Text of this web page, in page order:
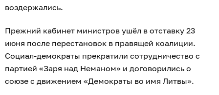
воздержались.
Прежний кабинет министров ушёл в отставку 23
июня после перестановок в правящей коалиции.
Социал-демократы прекратили сотрудничество с
партией «Заря над Неманом» и договорились о
союзе с движением «Демократы во имя Литвы».